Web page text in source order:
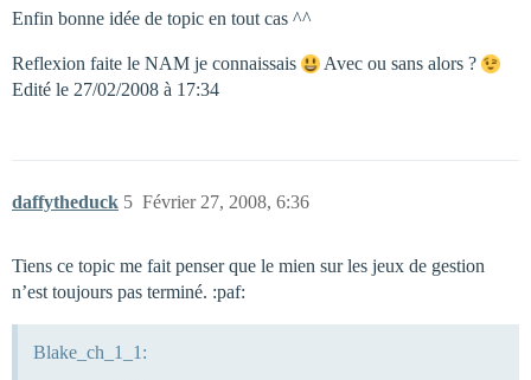
Enfin bonne idée de topic en tout cas ^^
Reflexion faite le NAM je connaissais
Avec ou sans alors ?
Edité le 27/02/2008 à 17:34
daffytheduck Février 27, 2008, 6:36
5
Tiens ce topic me fait penser que le mien sur les jeux de gestion
n’est toujours pas terminé. :paf:
Blake_ch_1_1: